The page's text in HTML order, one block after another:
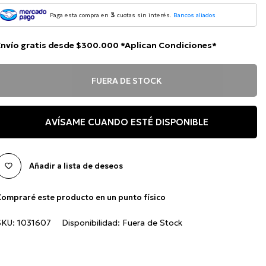
Paga esta compra en 3 cuotas sin interés. Bancos aliados
gratis desde $300.000 *Aplican Condiciones*
FUERA DE STOCK
AVÍSAME CUANDO ESTÉ DISPONIBLE
Añadir a lista de deseos
este producto en un punto físico
1031607 Disponibilidad: Fuera de Stock